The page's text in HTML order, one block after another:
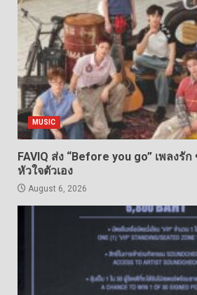
MUSIC
FAVIQ ส่ง “Before you go” เพลงรั
หัวใจตัวเอง
August 6, 2026